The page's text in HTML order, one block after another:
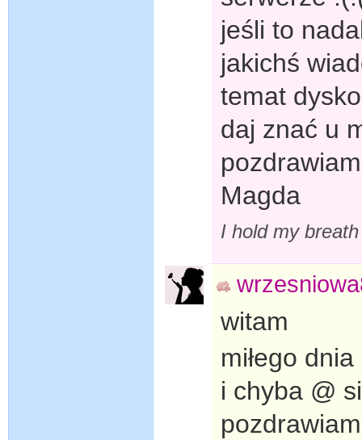
jeśli to
jakichś
temat
daj znać u
Magda
I hold my
witam
miłego
i chyba @
pozdrawiam